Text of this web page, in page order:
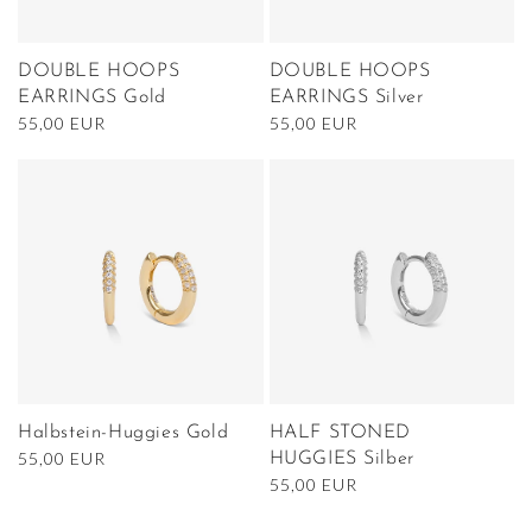
DOUBLE HOOPS
EARRINGS Gold
Normaler
55,00 EUR
DOUBLE HOOPS
EARRINGS Silver
Normaler
55,00 EUR
Halbstein-Huggies Gold
Normaler
55,00 EUR
HALF STONED
HUGGIES Silber
Normaler
55,00 EUR